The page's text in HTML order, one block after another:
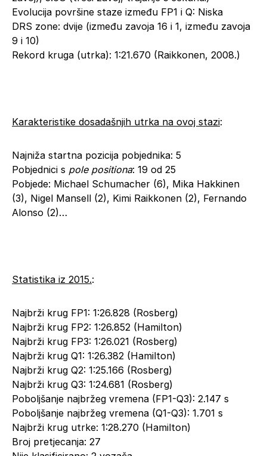
Evolucija površine staze između FP1 i Q: Niska
DRS zone: dvije (između zavoja 16 i 1, između zavoja
9 i 10)
Rekord kruga (utrka): 1:21.670 (Raikkonen, 2008.)
Karakteristike dosadašnjih utrka na ovoj stazi:
Najniža startna pozicija pobjednika: 5
Pobjednici s pole positiona: 19 od 25
Pobjede: Michael Schumacher (6), Mika Hakkinen
(3), Nigel Mansell (2), Kimi Raikkonen (2), Fernando
Alonso (2)…
Statistika iz 2015.:
Najbrži krug FP1: 1:26.828 (Rosberg)
Najbrži krug FP2: 1:26.852 (Hamilton)
Najbrži krug FP3: 1:26.021 (Rosberg)
Najbrži krug Q1: 1:26.382 (Hamilton)
Najbrži krug Q2: 1:25.166 (Rosberg)
Najbrži krug Q3: 1:24.681 (Rosberg)
Poboljšanje najbržeg vremena (FP1-Q3): 2.147 s
Poboljšanje najbržeg vremena (Q1-Q3): 1.701 s
Najbrži krug utrke: 1:28.270 (Hamilton)
Broj pretjecanja: 27